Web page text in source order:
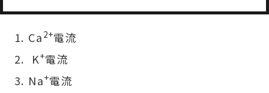
Ca 2+電流
K+電流
Na+電流